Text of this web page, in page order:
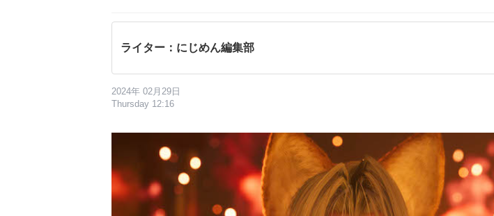
ライター：にじめん編集部
2024年 02月29日
Thursday 12:16